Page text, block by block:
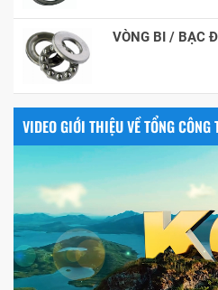
VÒNG BI / BẠC
VIDEO GIỚI THIỆU VỀ TỔNG